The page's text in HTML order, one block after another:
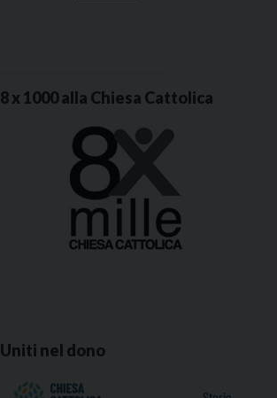
8 x 1000 alla Chiesa Cattolica
Uniti nel dono